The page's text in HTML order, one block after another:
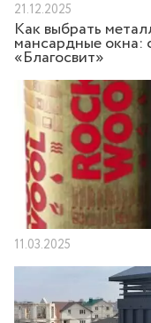
21.12.2025
Как выбрать
мансардные окна:
«Благосвит»
11.03.2025